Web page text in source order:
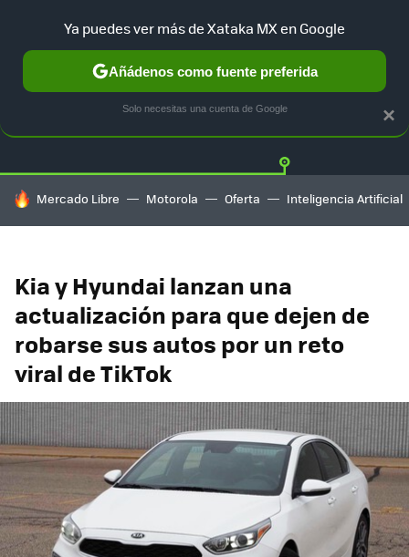
TESLA UBER AUTO ELECTRICO Twitter
HOY SE HABLA DE
Mercado Libre Motorola Oferta Inteligencia Artificial
Kia y Hyundai lanzan una
actualización para que dejen de
robarse sus autos por un reto
viral de TikTok
×
Ya puedes ver más de Xataka MX en Google
Añádenos como fuente preferida
Solo necesitas una cuenta de Google